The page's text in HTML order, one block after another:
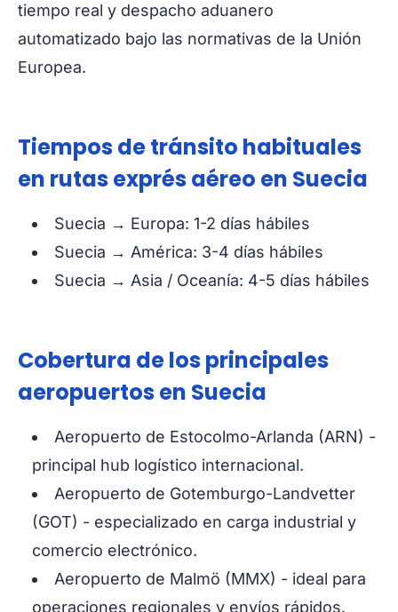
tiempo real y despacho aduanero
automatizado bajo las normativas de la Unión
Europea.
Tiempos de tránsito habituales
en rutas exprés aéreo en Suecia
Suecia → Europa: 1-2 días hábiles
Suecia → América: 3-4 días hábiles
Suecia → Asia / Oceanía: 4-5 días hábiles
Cobertura de los principales
aeropuertos en Suecia
Aeropuerto de Estocolmo-Arlanda (ARN) -
principal hub logístico internacional.
Aeropuerto de Gotemburgo-Landvetter
(GOT) - especializado en carga industrial y
comercio electrónico.
Aeropuerto de Malmö (MMX) - ideal para
operaciones regionales y envíos rápidos.